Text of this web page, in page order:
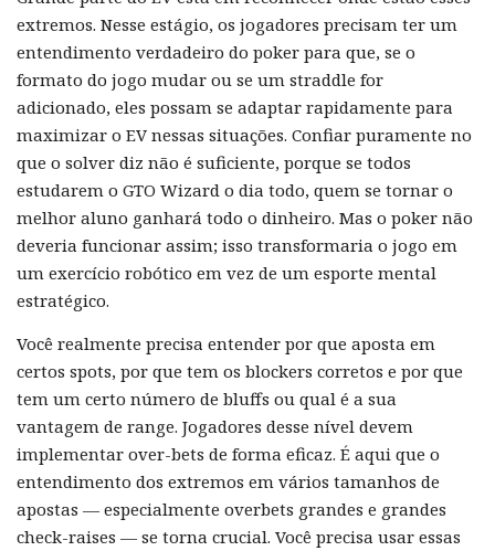
extremos. Nesse estágio, os jogadores precisam ter um
entendimento verdadeiro do poker para que, se o
formato do jogo mudar ou se um straddle for
adicionado, eles possam se adaptar rapidamente para
maximizar o EV nessas situações. Confiar puramente no
que o solver diz não é suficiente, porque se todos
estudarem o GTO Wizard o dia todo, quem se tornar o
melhor aluno ganhará todo o dinheiro. Mas o poker não
deveria funcionar assim; isso transformaria o jogo em
um exercício robótico em vez de um esporte mental
estratégico.
Você realmente precisa entender por que aposta em
certos spots, por que tem os blockers corretos e por que
tem um certo número de bluffs ou qual é a sua
vantagem de range. Jogadores desse nível devem
implementar over-bets de forma eficaz. É aqui que o
entendimento dos extremos em vários tamanhos de
apostas — especialmente overbets grandes e grandes
check-raises — se torna crucial. Você precisa usar essas